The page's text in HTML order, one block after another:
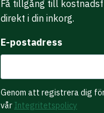
Få tillgång till
direkt i din inkorg.
E-postadress
Genom att registrera dig
vår Integritetspolicy